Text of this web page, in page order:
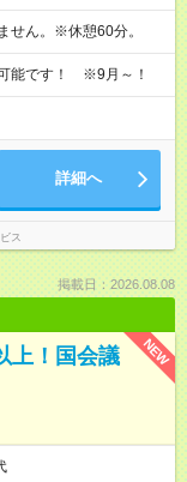
ん。※休憩60分。
能です！ ※9月～！
詳細へ
ス
掲載日：2026.08.08
NEW
上！国会議